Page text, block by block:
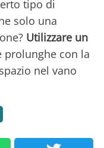
tipo di
solo una
Utilizzare un
prolunghe con la
nel vano